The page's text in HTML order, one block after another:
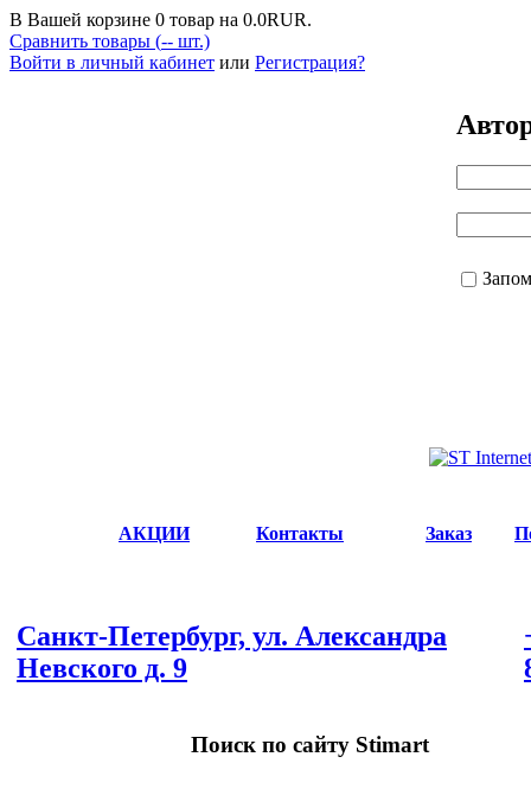
В Вашей корзине 0 товар на 0.0RUR.
Сравнить товары (-- шт.)
Войти в личный кабинет или Регистрация?
АКЦИИ Контакты Заказ
Санкт-Петербург, ул. Александра
Невского д. 9
Поиск по сайту Stimart